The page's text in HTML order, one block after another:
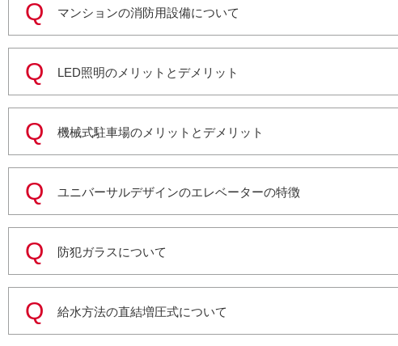
マンションの消防用設備について
LED照明のメリットとデメリット
機械式駐車場のメリットとデメリット
ユニバーサルデザインのエレベーターの特徴
防犯ガラスについて
給水方法の直結増圧式について